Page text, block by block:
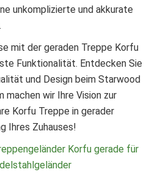
unkomplizierte und akkurate
mit der geraden Treppe Korfu
Funktionalität. Entdecken Sie
und Design beim Starwood
machen wir Ihre Vision zur
Korfu Treppe in gerader
Ihres Zuhauses!
Korfu gerade für